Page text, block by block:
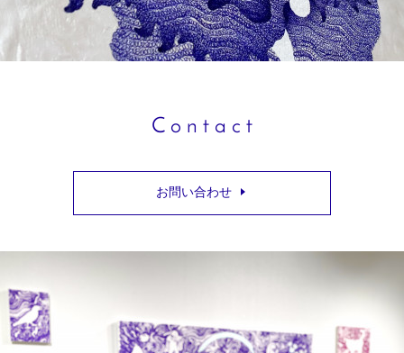
C o n t a c t
お問い合わせ